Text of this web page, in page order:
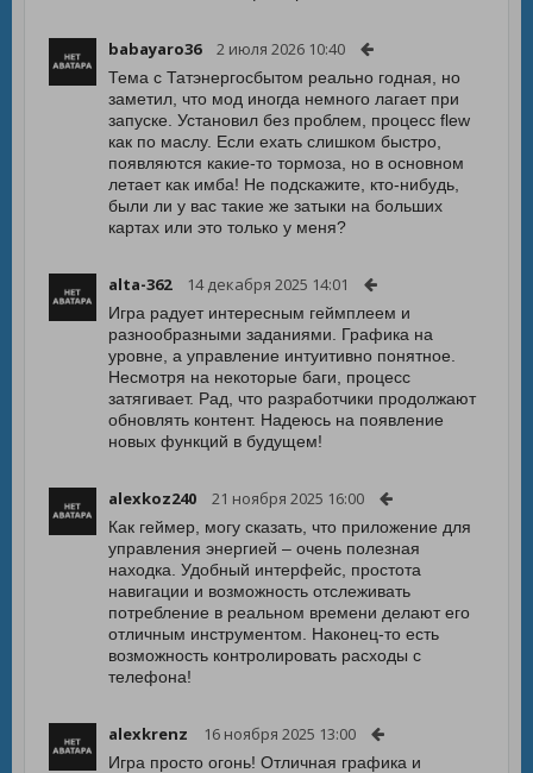
babayaro36 2 июля 2026 10:40
Тема с Татэнергосбытом реально годная, но
заметил, что мод иногда немного лагает при
запуске. Установил без проблем, процесс flew
как по маслу. Если ехать слишком быстро,
появляются какие-то тормоза, но в основном
летает как имба! Не подскажите, кто-нибудь,
были ли у вас такие же затыки на больших
картах или это только у меня?
alta-362 14 декабря 2025 14:01
Игра радует интересным геймплеем и
разнообразными заданиями. Графика на
уровне, а управление интуитивно понятное.
Несмотря на некоторые баги, процесс
затягивает. Рад, что разработчики продолжают
обновлять контент. Надеюсь на появление
новых функций в будущем!
alexkoz240 21 ноября 2025 16:00
Как геймер, могу сказать, что приложение для
управления энергией – очень полезная
находка. Удобный интерфейс, простота
навигации и возможность отслеживать
потребление в реальном времени делают его
отличным инструментом. Наконец-то есть
возможность контролировать расходы с
телефона!
alexkrenz 16 ноября 2025 13:00
Игра просто огонь! Отличная графика и